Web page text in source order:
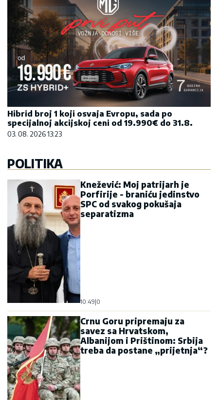
Hibrid broj 1 koji osvaja Evropu, sada po
specijalnoj akcijskoj ceni od 19.990€ do 31.8.
03. 08. 2026 13:23
POLITIKA
Knežević: Moj patrijarh je
Porfirije - braniću jedinstvo
SPC od svakog pokušaja
separatizma
10:49 0
Crnu Goru pripremaju za
savez sa Hrvatskom,
Albanijom i Prištinom: Srbija
treba da postane „prijetnja“?